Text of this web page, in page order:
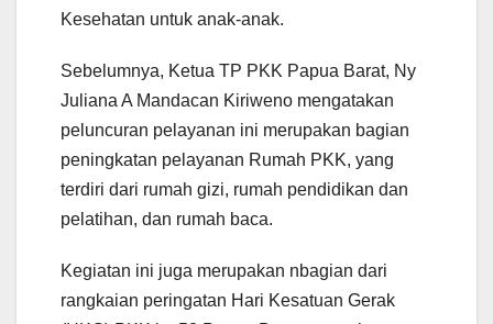
Kesehatan untuk anak-anak.
Sebelumnya, Ketua TP PKK Papua Barat, Ny
Juliana A Mandacan Kiriweno mengatakan
peluncuran pelayanan ini merupakan bagian
peningkatan pelayanan Rumah PKK, yang
terdiri dari rumah gizi, rumah pendidikan dan
pelatihan, dan rumah baca.
Kegiatan ini juga merupakan nbagian dari
rangkaian peringatan Hari Kesatuan Gerak